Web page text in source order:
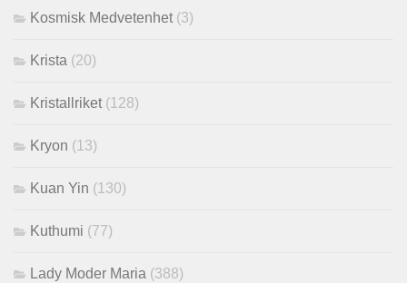
Kosmisk Medvetenhet (3)
Krista (20)
Kristallriket (128)
Kryon (13)
Kuan Yin (130)
Kuthumi (77)
Lady Moder Maria (388)